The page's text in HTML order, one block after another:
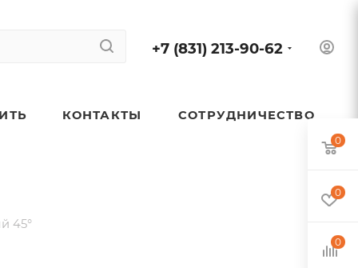
+7 (831) 213-90-62
КОНТАКТЫ СОТРУДНИЧЕСТВО
45°
0
0
0